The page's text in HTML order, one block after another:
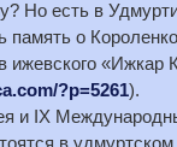
Но есть в
память о
ижевского «Ижкар
?p=5261).
и IX